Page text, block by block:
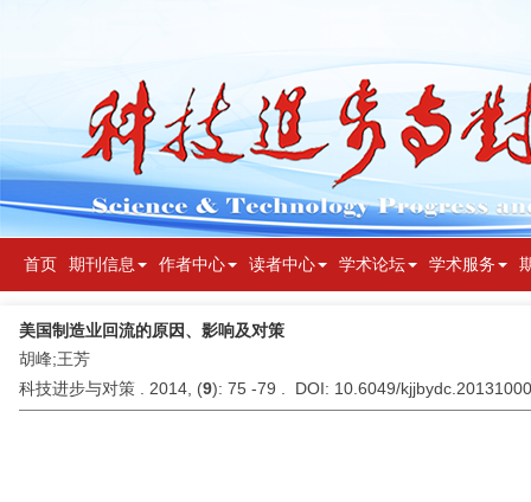
首页 期刊信息 作者中心 读者中心 学术论坛 学术服务
美国制造业回流的原因、影响及对策
胡峰;王芳
科技进步与对策 . 2014, (9): 75 -79 . DOI: 10.6049/